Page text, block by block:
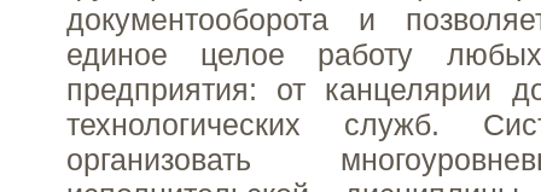
документооборота и
единое целое работу любых
предприятия: от канцелярии
технологических служб.
организовать